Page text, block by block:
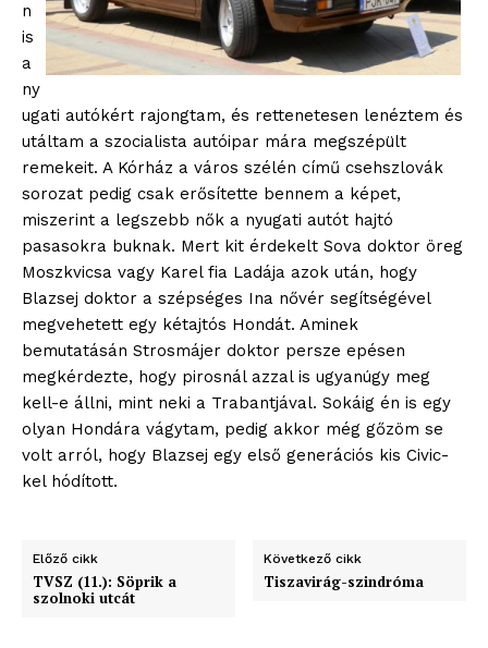
bSZ fiók
Előfizetés
Kapcsolat
Adatkezelési tájékoztató
n
is
a
ny
ugati autókért rajongtam, és rettenetesen lenéztem és
utáltam a szocialista autóipar mára megszépült
remekeit. A Kórház a város szélén című csehszlovák
sorozat pedig csak erősítette bennem a képet,
miszerint a legszebb nők a nyugati autót hajtó
pasasokra buknak. Mert kit érdekelt Sova doktor öreg
Moszkvicsa vagy Karel fia Ladája azok után, hogy
Blazsej doktor a szépséges Ina nővér segítségével
megvehetett egy kétajtós Hondát. Aminek
bemutatásán Strosmájer doktor persze epésen
megkérdezte, hogy pirosnál azzal is ugyanúgy meg
kell-e állni, mint neki a Trabantjával. Sokáig én is egy
olyan Hondára vágytam, pedig akkor még gőzöm se
volt arról, hogy Blazsej egy első generációs kis Civic-
kel hódított.
Előző cikk
TVSZ (11.): Söprik a
szolnoki utcát
Következő cikk
Tiszavirág-szindróma